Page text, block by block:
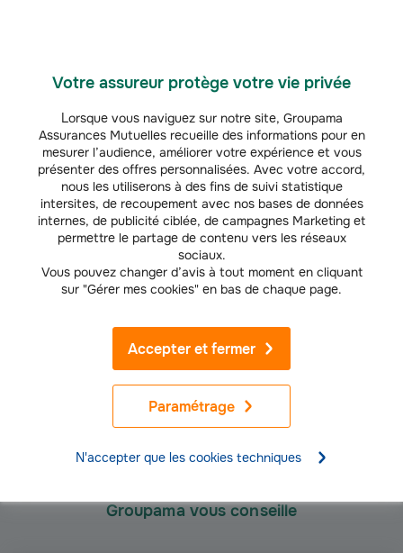
Votre assureur protège votre vie privée
Lorsque vous naviguez sur notre site, Groupama
Assurances Mutuelles recueille des informations pour en
mesurer l’audience, améliorer votre expérience et vous
présenter des offres personnalisées. Avec votre accord,
nous les utiliserons à des fins de suivi statistique
intersites, de recoupement avec nos bases de données
internes, de publicité ciblée, de campagnes Marketing et
permettre le partage de contenu vers les réseaux
sociaux.
Vous pouvez changer d’avis à tout moment en cliquant
sur "Gérer mes cookies" en bas de chaque page.
Paramétrage
Accepter et fermer
N'accepter que les cookies techniques
EXPLOITANTS AGRICOLES
Dans le cadre de votre activité, vous pouvez être exposé à de
nombreux risques. S’il est naturel de se protéger contre les
Prévenir les risques agricoles
Groupama vous conseille